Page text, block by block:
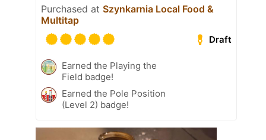
Purchased at Szynkarnia Local Food &
Multitap
Draft
Earned the Playing the
Field badge!
Earned the Pole Position
(Level 2) badge!